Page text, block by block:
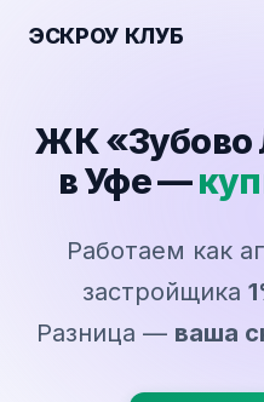
ЭСКРОУ КЛУБ
ЖК «Зубово
в Уфе —
Работаем как
застройщика
Разница — ваша